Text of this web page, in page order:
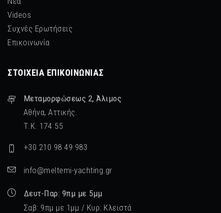
Videos
Συχνές Ερωτήσεις
Επικοινωνία
ΣΤΟΙΧΕΊΑ ΕΠΙΚΟΙΝΩΝΊΑΣ
Μεταμορφὠσεως 2, Άλιμος
Αθήνα, Αττικής.
Τ.Κ. 174 55
+30 210 98 49 983
info@meltemi-yachting.gr
Δευτ-Παρ: 9πμ με 5μμ
Σαβ: 9πμ με 1μμ / Κυρ: Κλειστά